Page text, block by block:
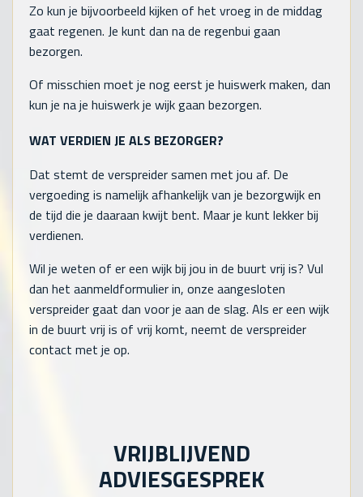
Zo kun je bijvoorbeeld kijken of het vroeg in de middag
gaat regenen. Je kunt dan na de regenbui gaan
bezorgen.
Of misschien moet je nog eerst je huiswerk maken, dan
kun je na je huiswerk je wijk gaan bezorgen.
WAT VERDIEN JE ALS BEZORGER?
Dat stemt de verspreider samen met jou af. De
vergoeding is namelijk afhankelijk van je bezorgwijk en
de tijd die je daaraan kwijt bent. Maar je kunt lekker bij
verdienen.
Wil je weten of er een wijk bij jou in de buurt vrij is? Vul
dan het aanmeldformulier in, onze aangesloten
verspreider gaat dan voor je aan de slag. Als er een wijk
in de buurt vrij is of vrij komt, neemt de verspreider
contact met je op.
VRIJBLIJVEND
ADVIESGESPREK